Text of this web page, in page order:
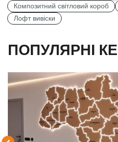
Композитний світловий короб
Лофт вивіски
ПОПУЛЯРНІ